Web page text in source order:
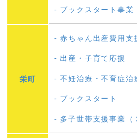
ブックスタート事業
栄町
赤ちゃん出産費用支
出産・子育て応援
不妊治療・不育症治
ブックスタート
多子世帯支援事業（